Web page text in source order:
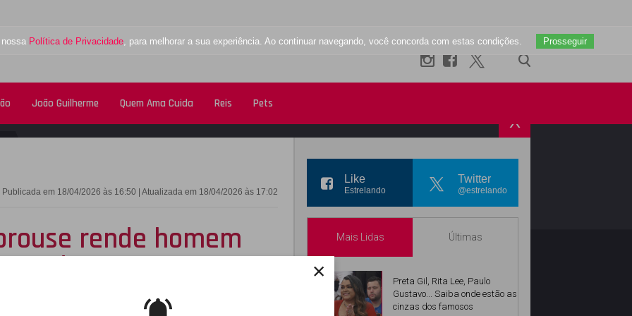
×
Política de Privacidade, para melhorar a sua experiência. Ao continuar navegando, você concorda com estas condições. Prosseguir
João Guilherme Quem Ama Cuida Reis Pets
X
Publicada em 18/04/2026 às 16:50 | Atualizada em 18/04/2026 às 17:02
rende homem
onde mora com
jornal
Like
Estrelando
Twitter
@estrelando
Mais Lidas Últimas
Preta Gil, Rita Lee, Paulo
Gustavo... Saiba onde estão as
cinzas dos famosos
INSTAGRAM